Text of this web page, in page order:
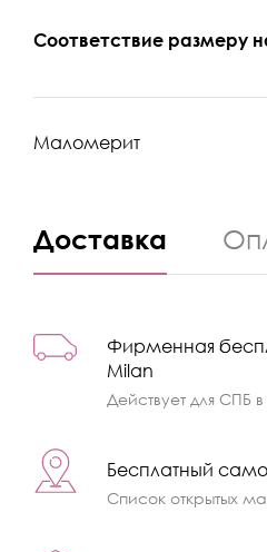
Соответствие размеру
Маломерит
Доставка
Фирменная
Milan
Действует для СПБ
Бесплатный
Список открытых